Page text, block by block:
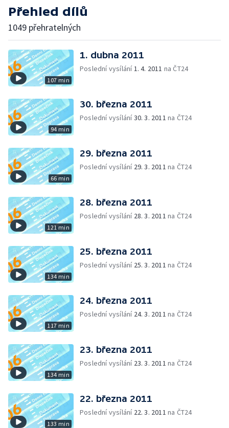
Přehled dílů
1049 přehratelných
107 min
1. dubna 2011
Poslední vysílání1. 4. 2011 na ČT24
94 min
30. března 2011
Poslední vysílání30. 3. 2011 na ČT24
66 min
29. března 2011
Poslední vysílání 29. 3. 2011 na ČT24
121 min
28. března 2011
Poslední vysílání 28. 3. 2011 na ČT24
134 min
25. března 2011
Poslední vysílání 25. 3. 2011 na ČT24
117 min
24. března 2011
Poslední vysílání 24. 3. 2011 na ČT24
134 min
23. března 2011
Poslední vysílání 23. 3. 2011 na ČT24
133 min
22. března 2011
Poslední vysílání 22. 3. 2011 na ČT24